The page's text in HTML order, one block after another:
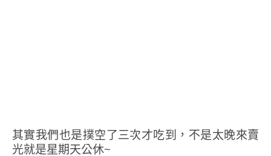
其實我們也是撲空了三次才吃到，不是太晚來賣
光就是星期天公休~